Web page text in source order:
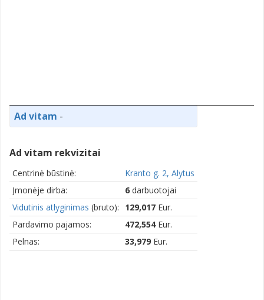
Ad vitam -
Ad vitam rekvizitai
Centrinė būstinė:
Kranto g. 2, Alytus
Įmonėje dirba:
6 darbuotojai
Vidutinis atlyginimas (bruto): 129,017 Eur.
Pardavimo pajamos:
472,554Eur.
Pelnas:
33,979 Eur.